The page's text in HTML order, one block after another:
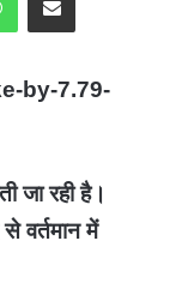
by-7.79-
जा रही है।
वर्तमान में